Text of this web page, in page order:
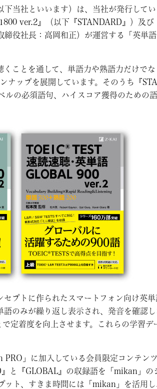
当社といいます）は、当社が発行して
ver.2』（以下『STANDARD』）及び
役社長：高岡和正）が運営する「英単
ことを通して、単語力や熟語力だけでな
ナップを展開しています。そのうち『
の必須語句、ハイスコア獲得のための
プトに作られたスマートフォン向け英
のみが繰り返し表示され、発音を確認
定着度を向上させます。これらの学習デ
」に加入している会員限定コンテン
と『GLOBAL』の収録語を「mikan」の
ト、すきま時間には「mikan」を活用